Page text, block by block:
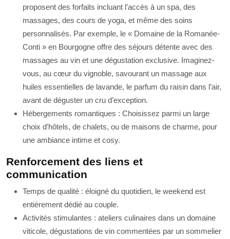
proposent des forfaits incluant l’accès à un spa, des
massages, des cours de yoga, et même des soins
personnalisés. Par exemple, le « Domaine de la Romanée-
Conti » en Bourgogne offre des séjours détente avec des
massages au vin et une dégustation exclusive. Imaginez-
vous, au cœur du vignoble, savourant un massage aux
huiles essentielles de lavande, le parfum du raisin dans l’air,
avant de déguster un cru d’exception.
Hébergements romantiques : Choisissez parmi un large
choix d’hôtels, de chalets, ou de maisons de charme, pour
une ambiance intime et cosy.
Renforcement des liens et
communication
Temps de qualité : éloigné du quotidien, le weekend est
entièrement dédié au couple.
Activités stimulantes : ateliers culinaires dans un domaine
viticole, dégustations de vin commentées par un sommelier